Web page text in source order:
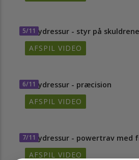
5/11
Ponydressur - styr på skuldrene
AFSPIL VIDEO
6/11
Ponydressur - præcision
AFSPIL VIDEO
7/11
Ponydressur - powertrav med
AFSPIL VIDEO